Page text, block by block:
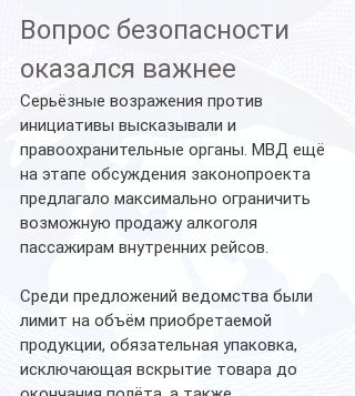
Вопрос безопасности
оказался важнее
Серьёзные возражения против
инициативы высказывали и
правоохранительные органы. МВД ещё
на этапе обсуждения законопроекта
предлагало максимально ограничить
возможную продажу алкоголя
пассажирам внутренних рейсов.
Среди предложений ведомства были
лимит на объём приобретаемой
продукции, обязательная упаковка,
исключающая вскрытие товара до